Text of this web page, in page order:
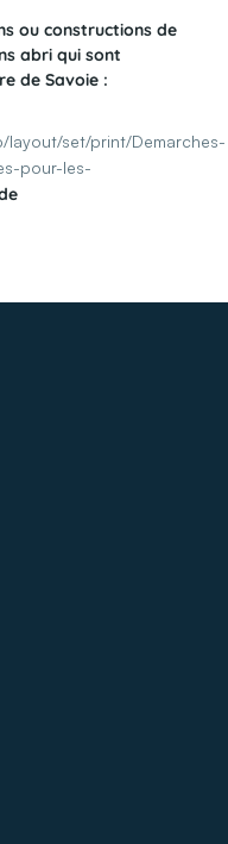
ou constructions de
abri qui sont
de Savoie :
layout/set/print/Demarches-
pour-les-